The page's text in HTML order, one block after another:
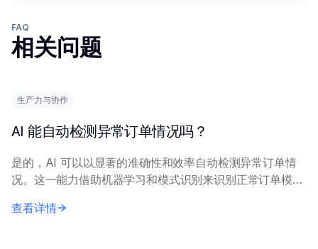
FAQ
相关问题
生产力与协作
AI 能自动检测异常订单情况吗？
是的，AI 可以以显著的准确性和效率自动检测异常订单情
况。这一能力借助机器学习和模式识别来识别正常订单模式
型的客户行为、购买趋势和交易模式。它...
查看详情